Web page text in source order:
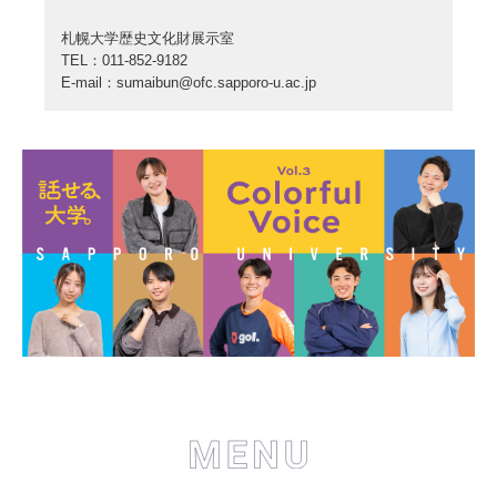
札幌大学歴史文化財展示室
TEL： 011-852-9182
E-mail： sumaibun@ofc.sapporo-u.ac.jp